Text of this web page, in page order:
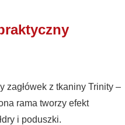
zagłówek z tkaniny Trinity –
rama tworzy efekt
i poduszki.